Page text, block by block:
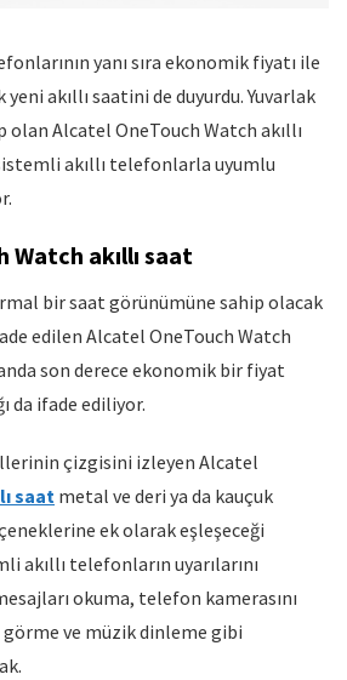
yanı sıra ekonomik fiyatı ile
akıllı saatini de duyurdu. Yuvarlak
olan Alcatel OneTouch Watch akıllı
akıllı telefonlarla uyumlu
Watch akıllı saat
bir saat görünümüne sahip olacak
edilen Alcatel OneTouch Watch
son derece ekonomik bir fiyat
da ifade ediliyor.
çizgisini izleyen Alcatel
saat metal ve deri ya da kauçuk
ek olarak eşleşeceği
akıllı telefonların uyarılarını
okuma, telefon kamerasını
ve müzik dinleme gibi